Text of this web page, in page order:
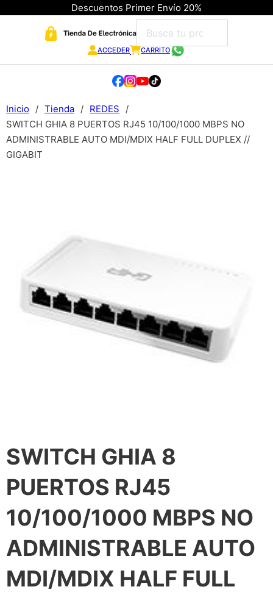
Descuentos Primer Envío 20%
ACCEDER CARRITO
Inicio / Tienda / REDES
/
SWITCH GHIA 8 PUERTOS RJ45 10/100/1000 MBPS NO
ADMINISTRABLE AUTO MDI/MDIX HALF FULL DUPLEX //
GIGABIT
SWITCH GHIA 8
PUERTOS RJ45
10/100/1000 MBPS NO
ADMINISTRABLE AUTO
MDI/MDIX HALF FULL